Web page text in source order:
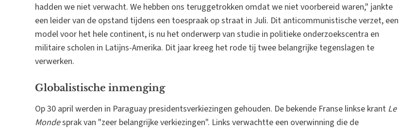
hadden we niet verwacht. We hebben ons teruggetrokken omdat we niet voorbereid waren," jankte
een leider van de opstand tijdens een toespraak op straat in Juli. Dit anticommunistische verzet, een
model voor het hele continent, is nu het onderwerp van studie in politieke onderzoekscentra en
militaire scholen in Latijns-Amerika. Dit jaar kreeg het rode tij twee belangrijke tegenslagen te
verwerken.
Globalistische inmenging
Op 30 april werden in Paraguay presidentsverkiezingen gehouden. De bekende Franse linkse krant Le
Mondesprak van "zeer belangrijke verkiezingen". Links verwachtte een overwinning die de